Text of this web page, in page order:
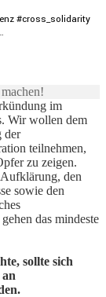
#cross_solidarity
im
Wir wollen dem
der
teilnehmen,
zu zeigen.
den
sowie den
das mindeste
sollte sich